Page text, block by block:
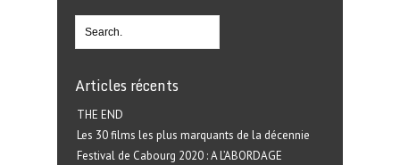
Articles récents
THE END
Les 30 films les plus marquants de la décennie
Festival de Cabourg 2020 : A L’ABORDAGE